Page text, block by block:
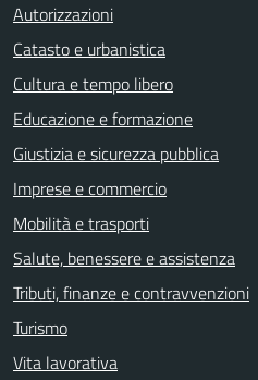
Autorizzazioni
Catasto e urbanistica
Cultura e tempo libero
Educazione e formazione
Giustizia e sicurezza pubblica
Imprese e commercio
Mobilità e trasporti
Salute, benessere e assistenza
Tributi, finanze e contravvenzioni
Turismo
Vita lavorativa